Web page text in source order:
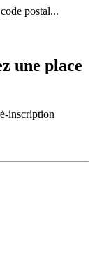
postal...
une place
inscription